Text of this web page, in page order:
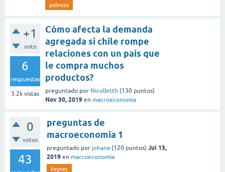
pobreza
+1
voto
6
respuestas
3.2k vistas
Cómo afecta la demanda
agregada si chile rompe
relaciones con un país que
le compra muchos
productos?
preguntado por Nicolletth (130 puntos)
Nov 30, 2019 en macroeconomía
0
votos
43
preguntas de
macroeconomia 1
preguntado por johana (120 puntos) Jul 13,
2019 en macroeconomía
keynes